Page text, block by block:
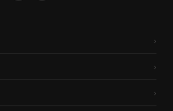
›
›
›